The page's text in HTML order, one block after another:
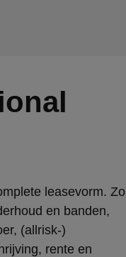
leasevorm. Zo
en banden,
(allrisk-)
rente en